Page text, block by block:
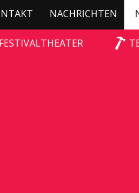
NACHRICHTEN